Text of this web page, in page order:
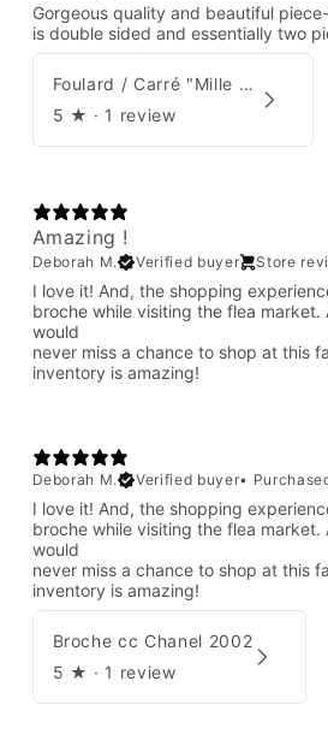
Gorgeous quality and beautiful
is double sided and essentially two
Foulard / Carré "Mille Feuilles de Soie" Hermès par Natsuno Hidaka
5 ★ · 1 review
Amazing !
Deborah M. Verified buyer Store
I love it! And, the shopping
broche while visiting the flea market.
would
never miss a chance to shop at this
inventory is amazing!
Deborah M.
Verified buyer•
I love it! And, the shopping
broche while visiting the flea market.
would
never miss a chance to shop at this
inventory is amazing!
Broche cc Chanel 2002
5 ★ · 1 review